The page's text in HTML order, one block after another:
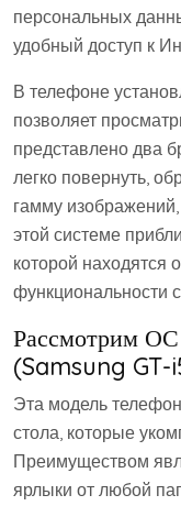
персональных
удобный доступ к
В телефоне
позволяет
представлено два
легко повернуть,
гамму
этой системе
которой находятся
функциональности
Рассмотрим
(Samsung
Эта модель
стола, которые
Преимуществом
ярлыки от любой